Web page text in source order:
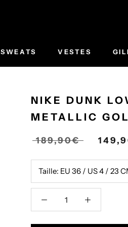
SWEATS VESTES
NIKE DUNK
METALLIC
189,90€
Taille: EU 36 / US 4 / 23